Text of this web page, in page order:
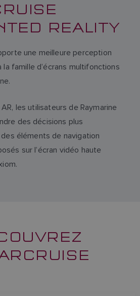
REALITY
une meilleure perception
la famille d’écrans multifonctions
AR, les utilisateurs de Raymarine
des décisions plus
éléments de navigation
sur l’écran vidéo haute